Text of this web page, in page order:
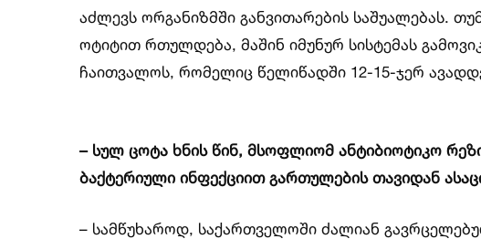
აძლევს ორგანიზმში განვითარების საშუალებას.
ოტიტით რთულდება, მაშინ იმუნურ სისტემას
ჩაითვალოს, რომელიც წელიწადში 12-15-ჯერ
– სულ ცოტა ხნის წინ, მსოფლიომ ანტიბიოტიკო
ბაქტერიული ინფექციით გართულების თავიდან
– სამწუხაროდ, საქართველოში ძალიან